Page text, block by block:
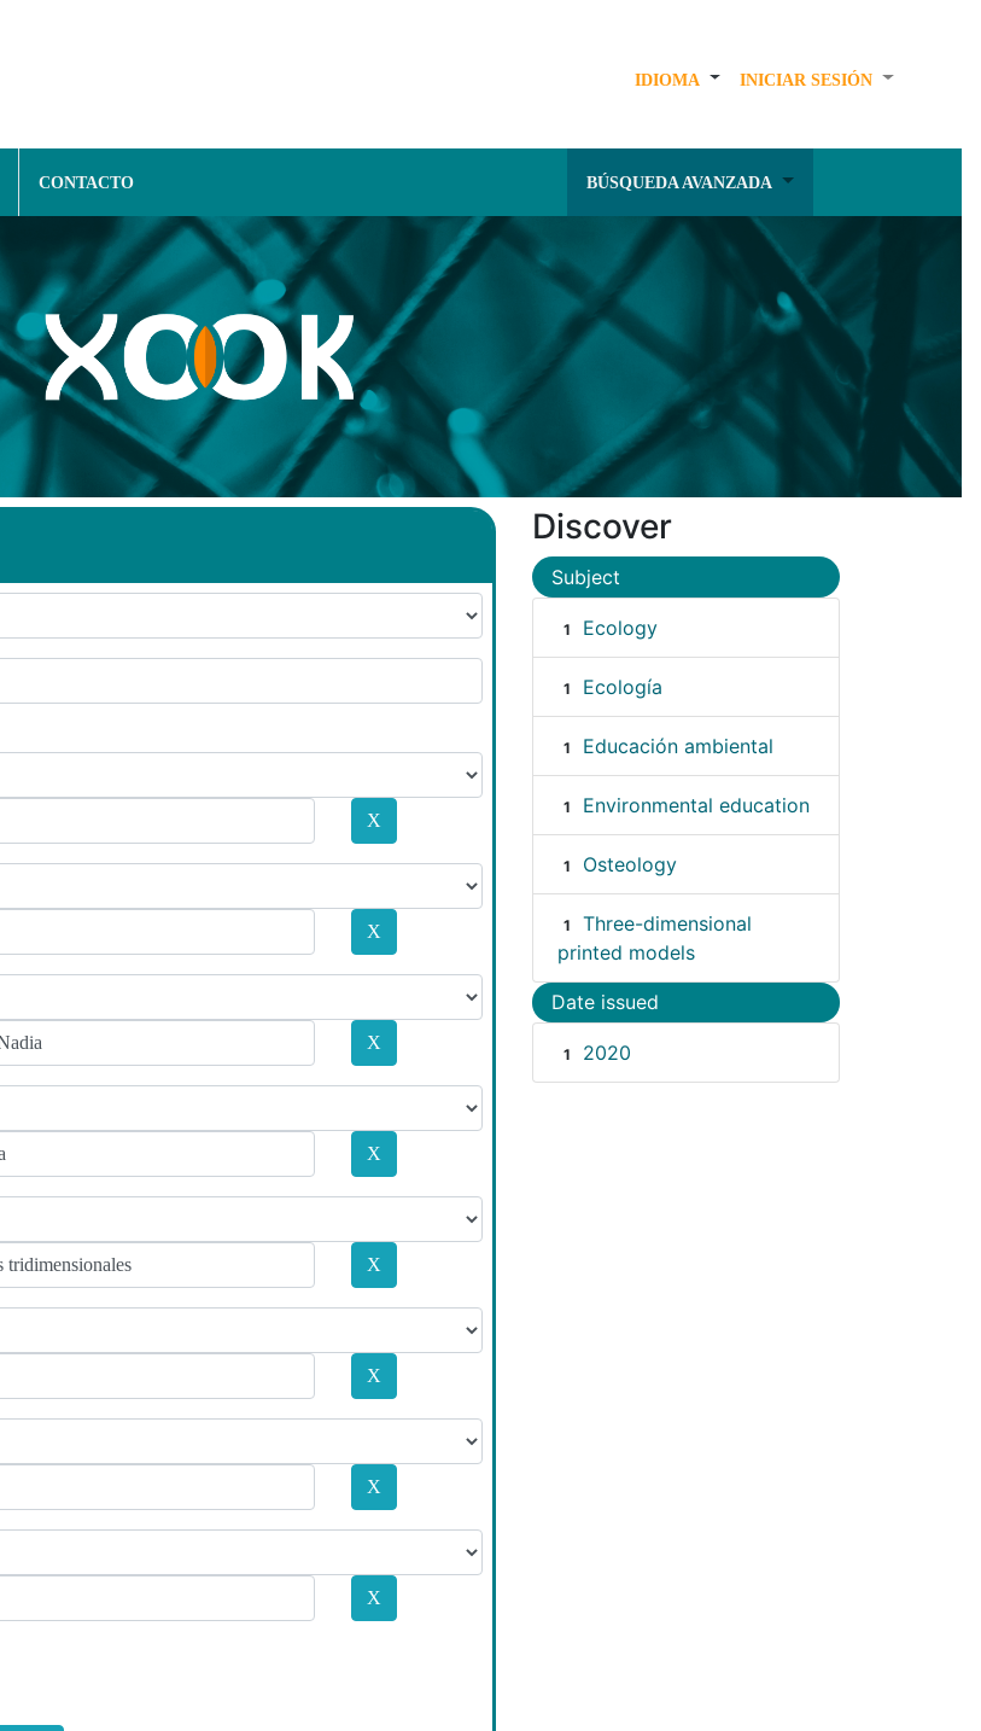
IDIOMA INICIAR SESIÓN
CONTACTO BÚSQUEDA AVANZADA
Discover
Subject
1 Ecology
1 Ecología
1 Educación ambiental
1 Environmental education
1 Osteology
1
Three-dimensional
printed models
Date issued
1 2020